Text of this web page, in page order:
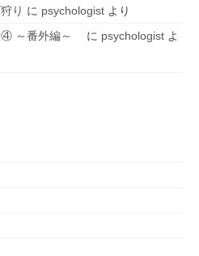
り に psychologist より
④ ～番外編～
に psychologist よ